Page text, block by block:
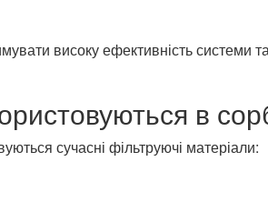
високу ефективність системи
в
сучасні фільтруючі матеріали: